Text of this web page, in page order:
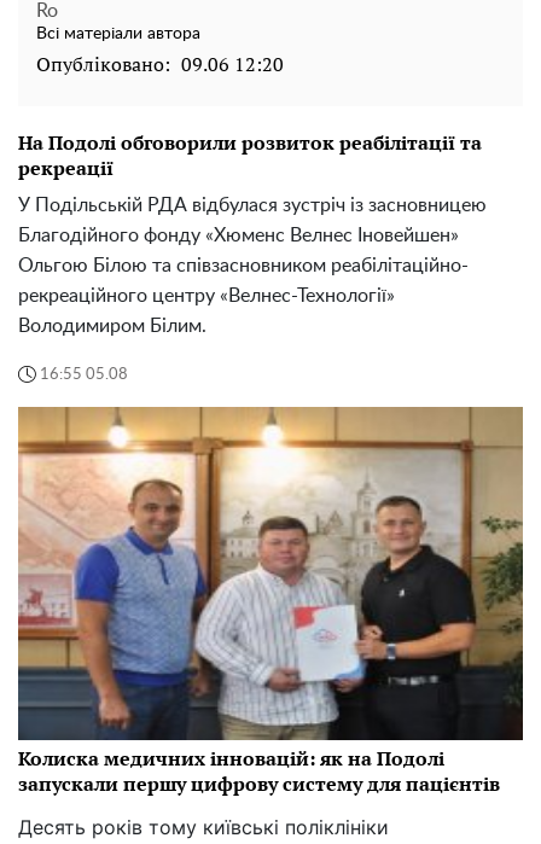
Ro
Всі матеріали автора
Опубліковано: 09.06 12:20
На Подолі обговорили розвиток реабілітації та
рекреації
У Подільській РДА відбулася зустріч із засновницею
Благодійного фонду «Хюменс Велнес Іновейшен»
Ольгою Білою та співзасновником реабілітаційно-
рекреаційного центру «Велнес-Технології»
Володимиром Білим.
16:55 05.08
Колиска медичних інновацій: як на Подолі
запускали першу цифрову систему для пацієнтів
Десять років тому київські поліклініки